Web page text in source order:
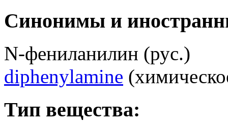
Синонимы и
N-фениланилин (рус.)
diphenylamine
Тип вещества: